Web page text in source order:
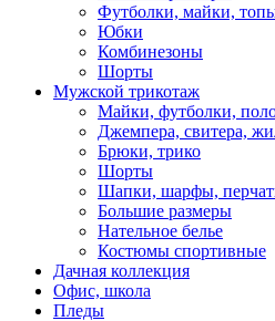
Футболки, майки,
Юбки
Комбинезоны
Шорты
Мужской трикотаж
Майки, футболки,
Джемпера, свитера,
Брюки, трико
Шорты
Шапки, шарфы,
Большие размеры
Нательное белье
Костюмы спортивные
Дачная коллекция
Офис, школа
Пледы